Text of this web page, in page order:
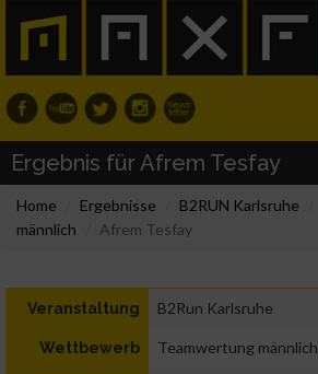
Ergebnis für Afrem Tesfay
Home Ergebnisse B2RUN Karlsruhe
männlich
Afrem Tesfay
Veranstaltung B2Run Karlsruhe
Wettbewerb Teamwertung männlich